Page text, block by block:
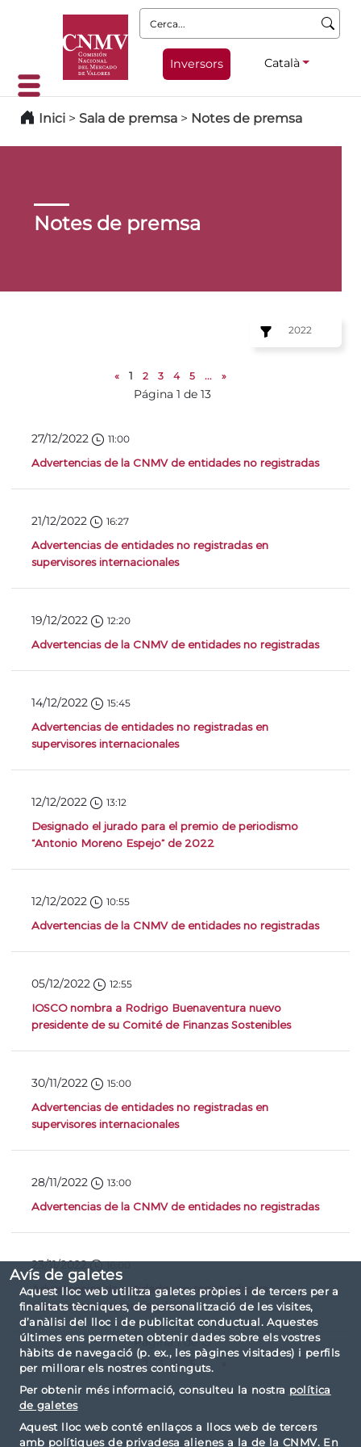
Avís de galetes
Aquest lloc web utilitza galetes pròpies i de tercers per a
finalitats tècniques, de personalització de les visites,
d’anàlisi del lloc i de publicitat conductual. Aquestes
últimes ens permeten obtenir dades sobre els vostres
hàbits de navegació (p. ex., les pàgines visitades) i perfils
per millorar els nostres continguts.
Per obtenir més informació, consulteu la nostra política
de galetes
Aquest lloc web conté enllaços a llocs web de tercers
amb polítiques de privadesa alienes a la de la CNMV. En
Cerca:
Inversors Català
Inici > Sala de premsa > Notes de premsa
Notes de premsa
2022
« 1 2 3 4 5 ... »
Página 1 de 13
27/12/2022 11:00
Advertencias de la CNMV de entidades no registradas
21/12/2022 16:27
Advertencias de entidades no registradas en
supervisores internacionales
19/12/2022 12:20
Advertencias de la CNMV de entidades no registradas
14/12/2022 15:45
Advertencias de entidades no registradas en
supervisores internacionales
12/12/2022 13:12
Designado el jurado para el premio de periodismo
“Antonio Moreno Espejo” de 2022
12/12/2022 10:55
Advertencias de la CNMV de entidades no registradas
05/12/2022 12:55
IOSCO nombra a Rodrigo Buenaventura nuevo
presidente de su Comité de Finanzas Sostenibles
30/11/2022 15:00
Advertencias de entidades no registradas en
supervisores internacionales
28/11/2022 13:00
Advertencias de la CNMV de entidades no registradas
23/11/2022 16:00
Advertencias de entidades no registradas en
supervisores internacionales
Página 1 de 13
« 1 2 3 4 5 ...